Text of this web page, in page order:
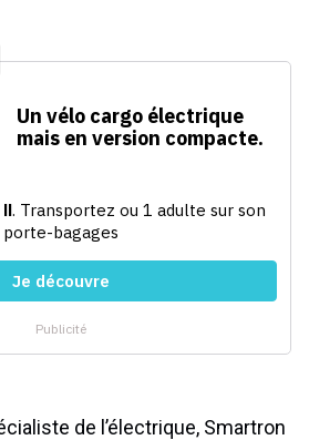
de l’électrique, Smartron